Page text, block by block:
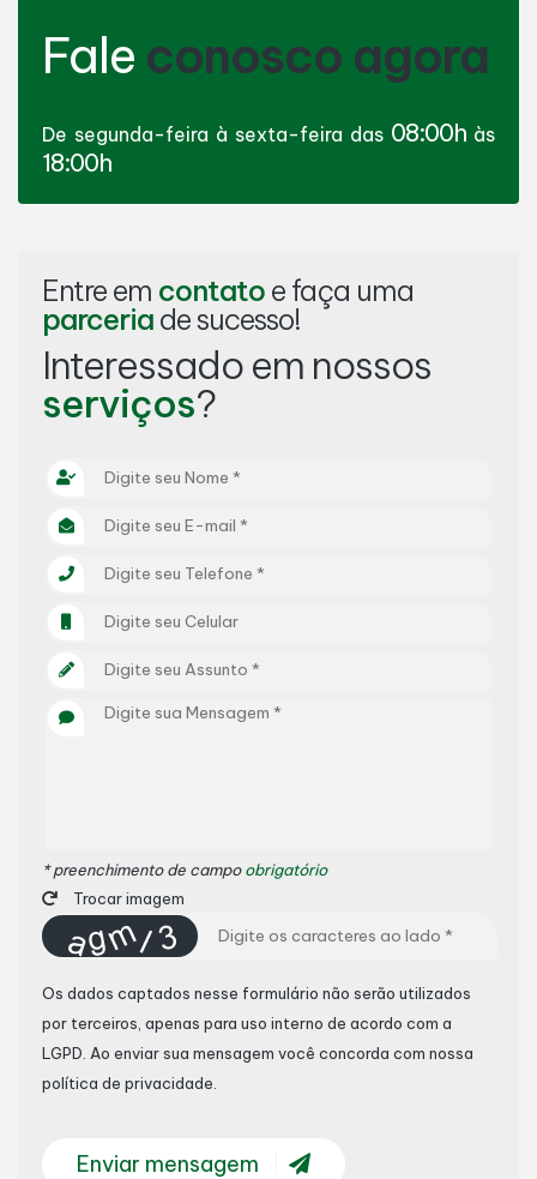
Fale conosco agora
De segunda-feira à sexta-feira das 08:00h às
18:00h
Entre em contato e faça uma
parceria de sucesso!
Interessado em nossos
serviços?
* preenchimento de campoobrigatório
Trocar imagem
Os dados captados nesse formulário não serão utilizados
por terceiros, apenas para uso interno de acordo com a
LGPD . Ao enviar sua mensagem você concorda com nossa
política de privacidade.
Enviar mensagem